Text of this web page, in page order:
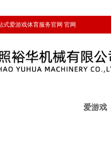
式爱游戏体育服务官网 官网
爱游戏